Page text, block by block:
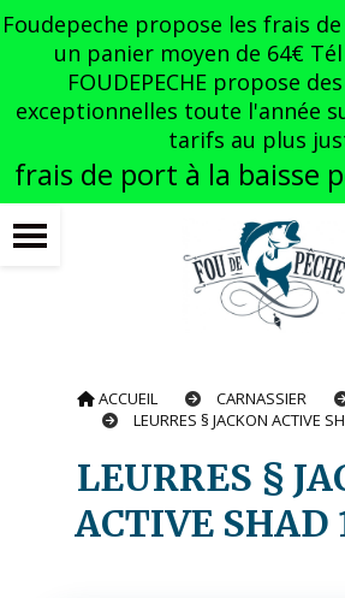
Foudepeche propose les frais
un panier moyen de 64€ Tél
FOUDEPECHE propose
exceptionnelles toute l'année
tarifs au plus
frais de port à la baisse
ACCUEIL CARNASSIER
LEURRES § JACKON ACTIVE
LEURRES § JACKON
ACTIVE SHAD